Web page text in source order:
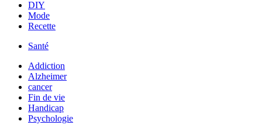
DIY
Mode
Recette
Santé
Addiction
Alzheimer
cancer
Fin de vie
Handicap
Psychologie